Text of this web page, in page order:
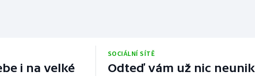
i na velké
SOCIÁLNÍ SÍTĚ
Odteď vám už nic